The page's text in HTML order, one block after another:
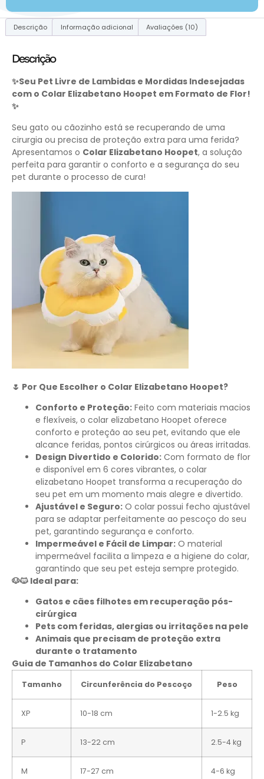
Descrição Informação adicional Avaliações (10)
Descrição
✨Seu Pet Livre de Lambidas e Mordidas Indesejadas
com o Colar Elizabetano Hoopet em Formato de Flor!
✨
Seu gato ou cãozinho está se recuperando de uma
cirurgia ou precisa de proteção extra para uma ferida?
Apresentamos o Colar Elizabetano Hoopet, a solução
perfeita para garantir o conforto e a segurança do seu
pet durante o processo de cura!
🌷 Por Que Escolher o Colar Elizabetano Hoopet?
Conforto e Proteção: Feito com materiais macios
e flexíveis, o colar elizabetano Hoopet oferece
conforto e proteção ao seu pet, evitando que ele
alcance feridas, pontos cirúrgicos ou áreas irritadas.
Design Divertido e Colorido: Com formato de flor
e disponível em 6 cores vibrantes, o colar
elizabetano Hoopet transforma a recuperação do
seu pet em um momento mais alegre e divertido.
Ajustável e Seguro: O colar possui fecho ajustável
para se adaptar perfeitamente ao pescoço do seu
pet, garantindo segurança e conforto.
Impermeável e Fácil de Limpar: O material
impermeável facilita a limpeza e a higiene do colar,
garantindo que seu pet esteja sempre protegido.
🐶🐱 Ideal para:
Gatos e cães filhotes em recuperação pós-
cirúrgica
Pets com feridas, alergias ou irritações na pele
Animais que precisam de proteção extra
durante o tratamento
Guia de Tamanhos do Colar Elizabetano
Tamanho Circunferência do Pescoço Peso
XP 10-18 cm 1-2.5 kg
P 13-22 cm 2.5-4 kg
M 17-27 cm 4-6 kg